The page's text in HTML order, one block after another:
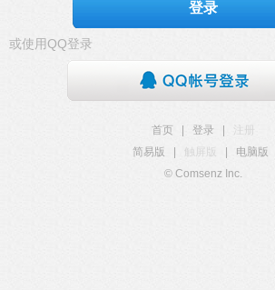
登录
或使用QQ登录
首页 登录
注册
简易版
触屏版 电脑版
© Comsenz Inc.